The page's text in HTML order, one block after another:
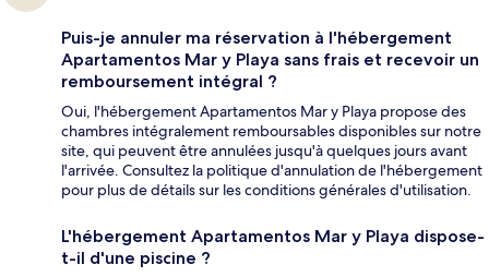
Puis-je annuler ma réservation à l'hébergement
Apartamentos Mar y Playa sans frais et recevoir un
remboursement intégral ?
Oui, l'hébergement Apartamentos Mar y Playa propose des
chambres intégralement remboursables disponibles sur notre
site, qui peuvent être annulées jusqu'à quelques jours avant
l'arrivée. Consultez la politique d'annulation de l'hébergement
pour plus de détails sur les conditions générales d'utilisation.
L'hébergement Apartamentos Mar y Playa dispose-
t-il d'une piscine ?